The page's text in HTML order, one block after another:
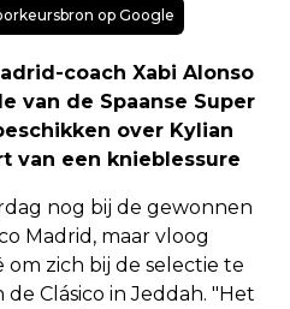
op Google
coach Xabi Alonso
van de Spaanse Super
over Kylian
van een knieblessure
nog bij de gewonnen
Madrid, maar vloog
om zich bij de selectie te
Clásico in Jeddah. "Het